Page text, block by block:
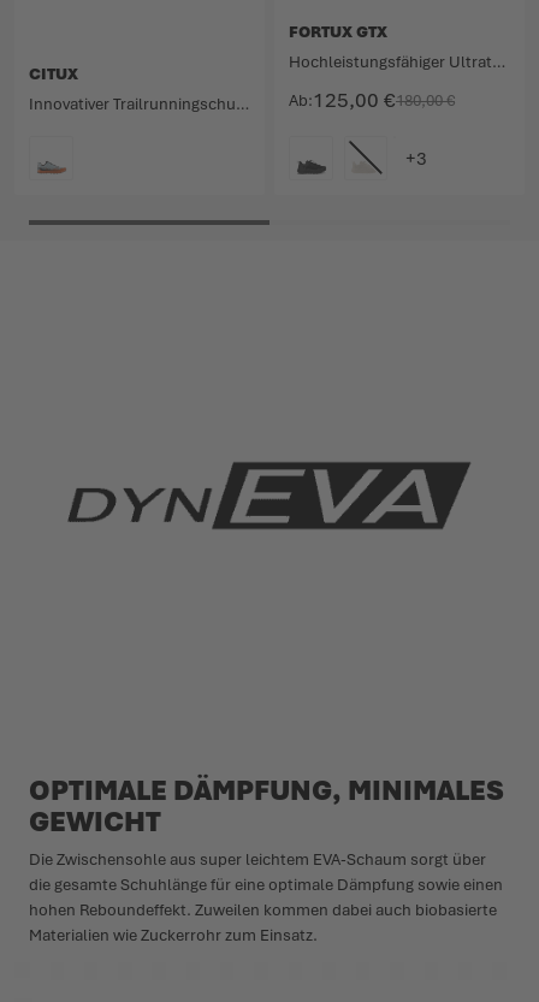
CITUX
Innovativer Trailrunningschuh für maximale Performance. Ab 125,00 €180,00 €
FORTUX GTX
Hochleistungsfähiger Ultratrailschuh mit GORE-TEX Membran.
OPTIMALE DÄMPFUNG, MINIMALES
GEWICHT
Die Zwischensohle aus super leichtem EVA-Schaum sorgt über
die gesamte Schuhlänge für eine optimale Dämpfung sowie einen
hohen Reboundeffekt. Zuweilen kommen dabei auch biobasierte
Materialien wie Zuckerrohr zum Einsatz.